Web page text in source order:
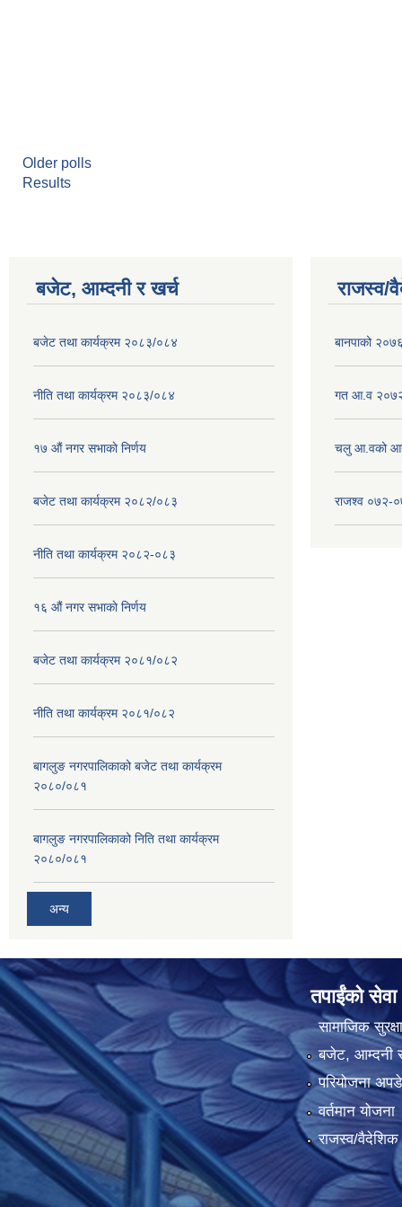
Older polls
Results
बजेट, आम्दनी र खर्च
बजेट तथा कार्यक्रम २०८३/०८४
नीति तथा कार्यक्रम २०८३/०८४
१७ ‌‍औं नगर सभाकाे निर्णय
बजेट तथा कार्यक्रम २०८२/०८३
नीति तथा कार्यक्रम २०८२-०८३
१६ ‌औं नगर सभाकाे निर्णय
बजेट तथा कार्यक्रम २०८१/०८२
नीति तथा कार्यक्रम २०८१/०८२
बागलुङ नगरपालिकाको बजेट तथा कार्यक्रम
२०८०/०८१
बागलुङ नगरपालिकाको निति तथा कार्यक्रम
२०८०/०८१
अन्य
राजस्व/
बानपाको
गत आ.व
चलु आ.वको
राजश्व ०७२-
तपाईंको सेवा
सामाजिक सुरक्षा
बजेट, आम्दनी
परियोजना
वर्तमान योजना
राजस्व/वैदेशिक